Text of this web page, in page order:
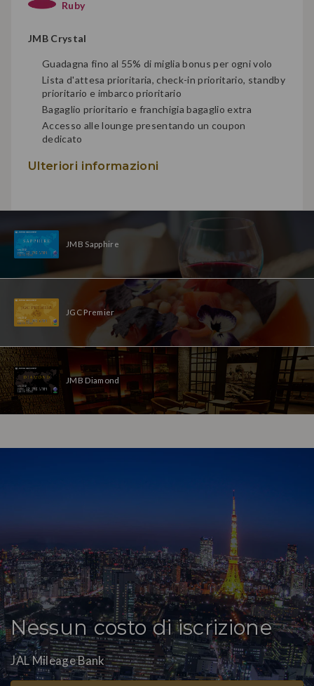
Ruby
JMB Crystal
Guadagna fino al 55% di miglia bonus per ogni volo
Lista d'attesa prioritaria, check-in prioritario, standby
prioritario e imbarco prioritario
Bagaglio prioritario e franchigia bagaglio extra
Accesso alle lounge presentando un coupon
dedicato
Ulteriori informazioni
JMB Sapphire
JGC Premier
JMB Diamond
Nessun costo di iscrizione
JAL Mileage Bank